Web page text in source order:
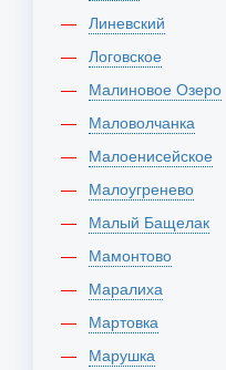
Линевский
Логовское
Малиновое Озеро
Маловолчанка
Малоенисейское
Малоугренево
Малый Бащелак
Мамонтово
Маралиха
Мартовка
Марушка